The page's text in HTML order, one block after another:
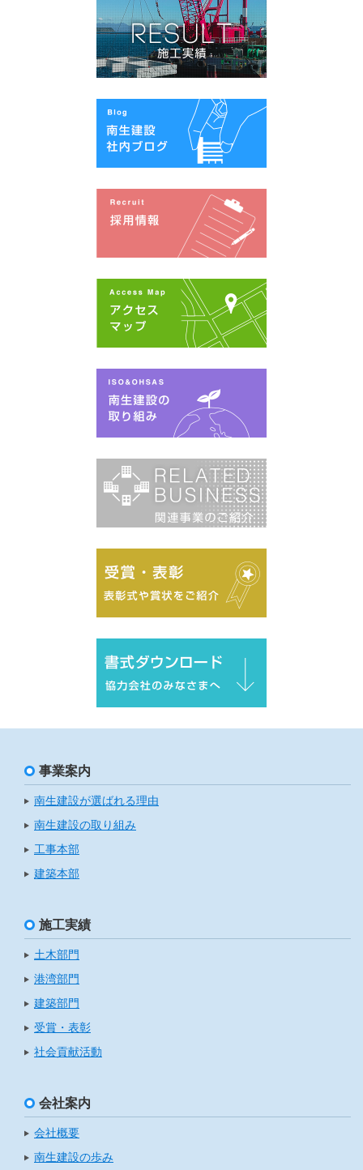
事業案内
南生建設が選ばれる理由
南生建設の取り組み
工事本部
建築本部
施工実績
土木部門
港湾部門
建築部門
受賞・表彰
社会貢献活動
会社案内
会社概要
南生建設の歩み